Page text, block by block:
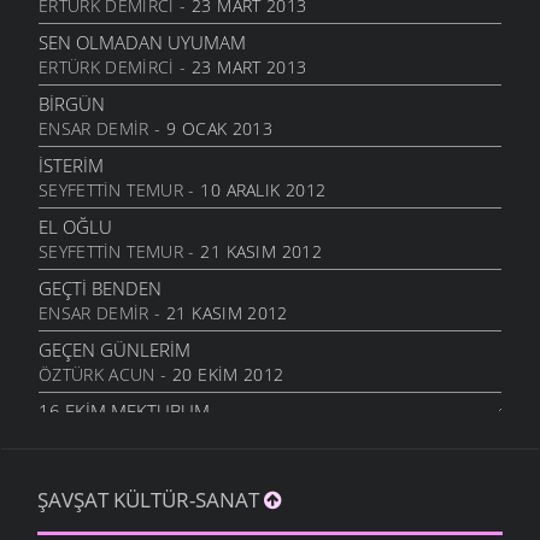
ÖĞRETMENI GÖR
6 MART 2006
ÇORUH
6 MART 2006
SANA MUHTACIM
6 MART 2006
KALMADI
6 MART 2006
DÖRT İŞLEM
6 MART 2006
HASTANE
6 MART 2006
YOK OLDUM
6 MART 2006
CEVAP VER
6 MART 2006
ERTÜRK DEMIRCI - 23 MART 2013
SEN OLMADAN UYUMAM
ERTÜRK DEMIRCI - 23 MART 2013
BIRGÜN
ENSAR DEMIR - 9 OCAK 2013
İSTERIM
SEYFETTIN TEMUR- 10 ARALIK 2012
EL OĞLU
SEYFETTIN TEMUR- 21 KASIM 2012
GEÇTI BENDEN
ENSAR DEMIR - 21 KASIM 2012
GEÇEN GÜNLERIM
ÖZTÜRK ACUN - 20 EKIM 2012
16.EKIM MEKTUBUM
KIBAR ALTUNAL- 5 EKIM 2012
BAHTINA KÜSME
ŞAVŞAT KÜLTÜR-SANAT